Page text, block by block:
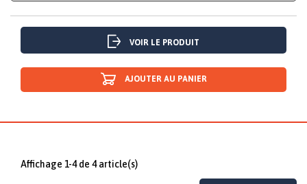
VOIR LE PRODUIT
AJOUTER AU PANIER
Affichage 1-4 de 4 article(s)